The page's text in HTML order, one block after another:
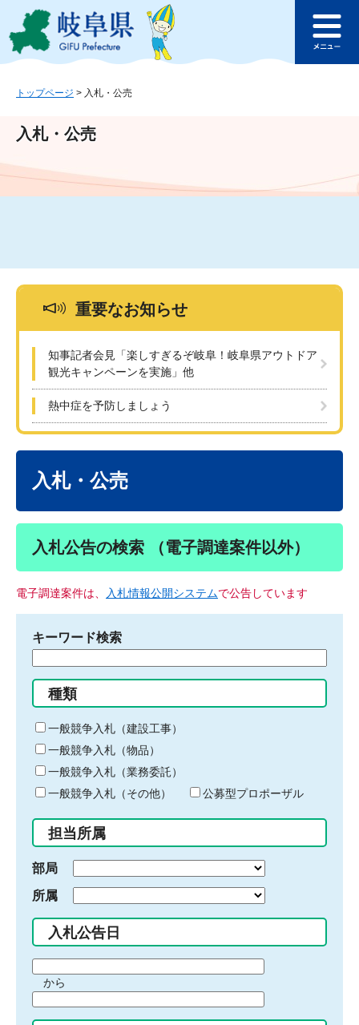
ジ
ュ
文
このページの本文へ
ュ
トップページ > 入札・公売
入札・公売
重要なお知らせ
知事記者会見「楽しすぎるぞ岐阜！岐阜県アウトドア
観光キャンペーンを実施」他
熱中症を予防しましょう
入札・公売
入札公告の検索 （電子調達案件以外）
電子調達案件は、 入札情報公開システムで公告しています
キーワード検索
る
キ
ー
ワ
ー
ド
入
力
種類
一般競争入札（建設工事）
一般競争入札（物品）
一般競争入札（業務委託）
一般競争入札（その他）
公募型プロポーザル
担当所属
部局
所属
入札公告日
間
始
から
間